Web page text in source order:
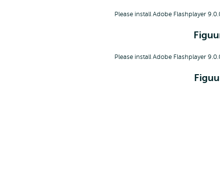
Please install Adobe Flashplayer
Please install Adobe Flashplayer